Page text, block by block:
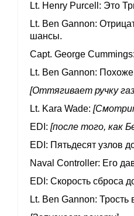
Lt. Henry Purcell
Это
Lt. Ben Gannon
шансы.
Capt. George Cummings
Lt. Ben Gannon
[Оттягивает ручку
Lt. Kara Wade
EDI
[после того, как
EDI
Пятьдесят узлов
Naval Controller Его
EDI
Скорость сброса
Lt. Ben Gannon Трость